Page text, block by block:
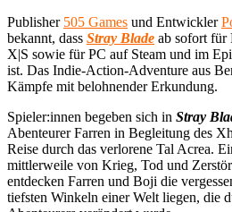
Publisher 505 Games und Entwickler
bekannt, dass Stray Blade ab sofort für
X|S sowie für PC auf Steam und im
ist. Das Indie-Action-Adventure aus
Kämpfe mit belohnender Erkundung.
Spieler:innen begeben sich in Stray
Abenteurer Farren in Begleitung des
Reise durch das verlorene Tal Acrea.
mittlerweile von Krieg, Tod und
entdecken Farren und Boji die
tiefsten Winkeln einer Welt liegen, die